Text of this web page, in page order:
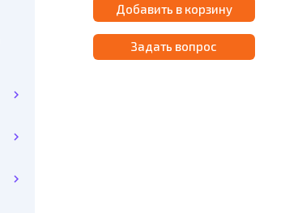
Добавить в корзину
Задать вопрос